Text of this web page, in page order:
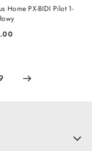
Home PX-BIDI Pilot 1-